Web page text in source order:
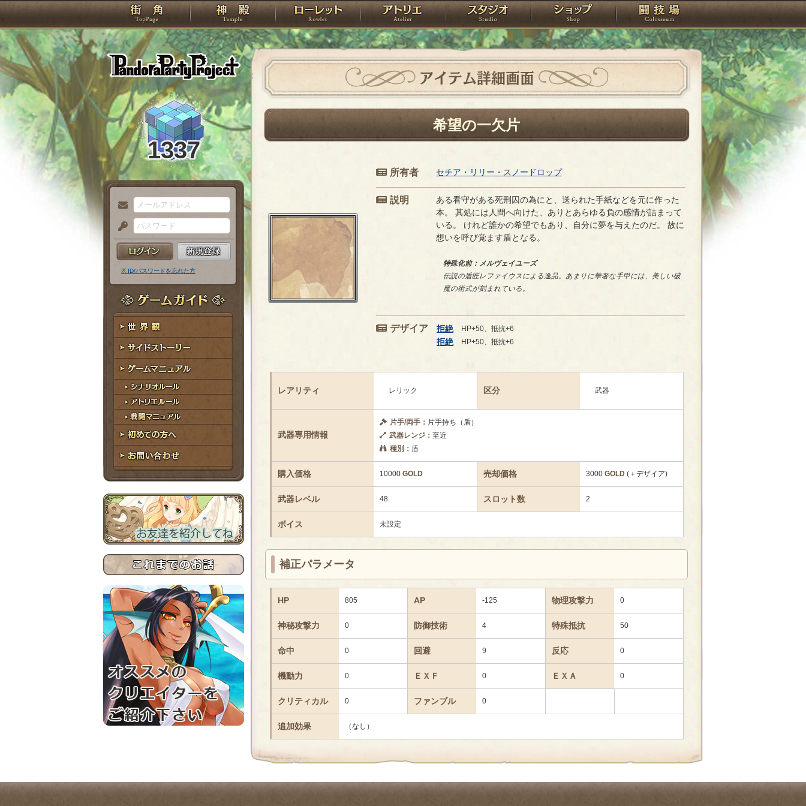
PandoraPartyProject
TOP 神殿 ローレット アトリエ スタジオ ショップ 闘技場
1337
メ
ー
ル
ア
ド
レ
ス
パ
ス
ー
ド
※ ID/パスワードを忘れた方
ゲームガイド
世界観
サイドストーリー
ゲームマニュアル
シナリオルール
アトリエルール
戦闘マニュアル
初めての方へ
お問い合わせ
アイテム詳細画面
希望の一欠片
所有者 セチア・リリー・スノードロップ
説明
ある看守がある死刑囚の為にと、送られた手紙などを元に作った
本。 其処には人間へ向けた、ありとあらゆる負の感情が詰まって
いる。 けれど誰かの希望でもあり、自分に夢を与えたのだ。 故に
想いを呼び覚ます盾となる。
特殊化前：メルヴェイユーズ
伝説の盾匠レファイウスによる逸品。あまりに華奢な手甲には、美しい破
魔の術式が刻まれている。
デザイア 拒絶 HP+50、抵抗+6
拒絶 HP+50、抵抗+6
レアリティ レリック 区分 武器
武器専用情報
片手/両手： 片手持ち（盾）
武器レンジ： 至近
種別： 盾
購入価格 10000 GOLD 売却価格 3000 GOLD(＋デザイア)
武器レベル 48 スロット数 2
ボイス 未設定
補正パラメータ
HP 805 AP -125 物理攻撃力 0
神秘攻撃力 0 防御技術 4 特殊抵抗 50
命中 0 回避 9 反応 0
機動力 0 ＥＸＦ 0 ＥＸＡ 0
クリティカル 0 ファンブル 0
追加効果 （なし）